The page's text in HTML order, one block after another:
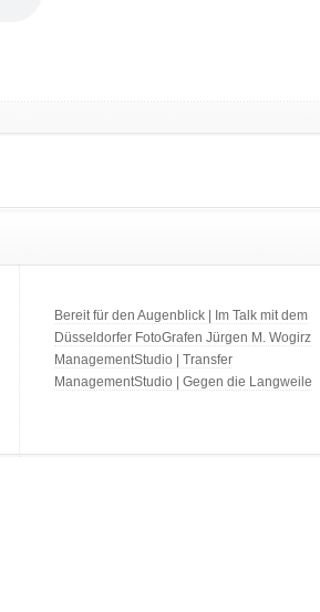
Bereit für den Augenblick | Im Talk mit dem
Düsseldorfer FotoGrafen Jürgen M. Wogirz
ManagementStudio | Transfer
ManagementStudio | Gegen die Langweile